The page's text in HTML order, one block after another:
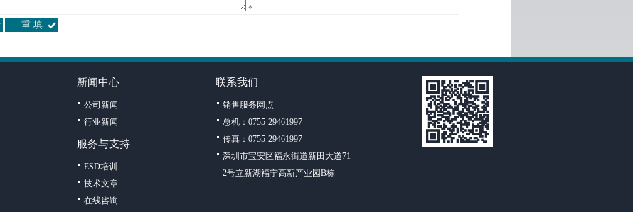
*
新闻中心
公司新闻
行业新闻
服务与支持
ESD培训
技术文章
在线咨询
联系我们
销售服务网点
总机：0755-29461997
传真：0755-29461997
深圳市宝安区福永街道新田大道71-
2号立新湖福宁高新产业园B栋